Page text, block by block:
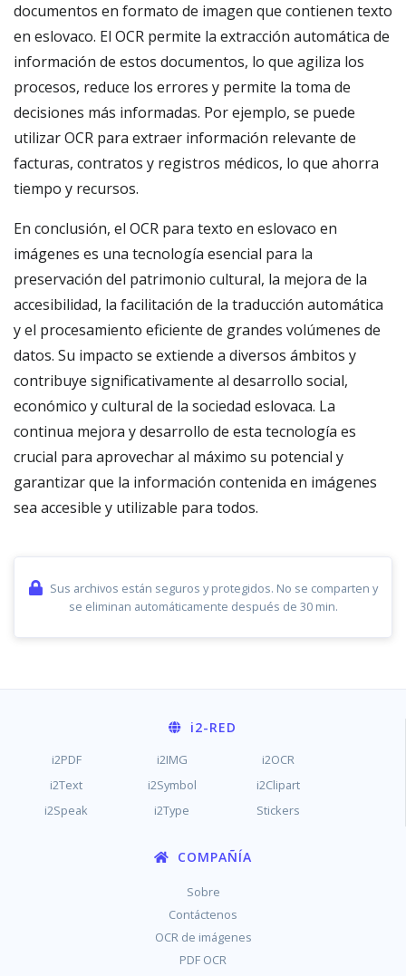
documentos en formato de imagen que contienen texto
en eslovaco. El OCR permite la extracción automática de
información de estos documentos, lo que agiliza los
procesos, reduce los errores y permite la toma de
decisiones más informadas. Por ejemplo, se puede
utilizar OCR para extraer información relevante de
facturas, contratos y registros médicos, lo que ahorra
tiempo y recursos.
En conclusión, el OCR para texto en eslovaco en
imágenes es una tecnología esencial para la
preservación del patrimonio cultural, la mejora de la
accesibilidad, la facilitación de la traducción automática
y el procesamiento eficiente de grandes volúmenes de
datos. Su impacto se extiende a diversos ámbitos y
contribuye significativamente al desarrollo social,
económico y cultural de la sociedad eslovaca. La
continua mejora y desarrollo de esta tecnología es
crucial para aprovechar al máximo su potencial y
garantizar que la información contenida en imágenes
sea accesible y utilizable para todos.
Sus archivos están seguros y protegidos. No se comparten y
se eliminan automáticamente después de 30 min.
i2-RED
i2PDF i2IMG
i2OCR
i2Text
i2Symbol
i2Clipart
i2Speak
i2Type Stickers
COMPAÑÍA
Sobre
Contáctenos
OCR de imágenes
PDF OCR